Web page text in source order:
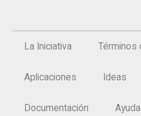
La Iniciativa Términos
Aplicaciones Ideas
Documentación Ayuda